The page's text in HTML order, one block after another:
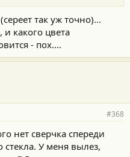
так уж точно)...
какого цвета
- пох....
#368
нет сверчка спереди
стекла. У меня вылез,